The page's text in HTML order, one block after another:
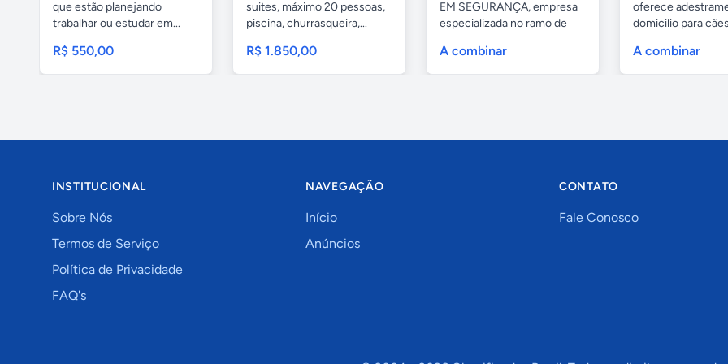
que estão planejando
trabalhar ou estudar em...
R$ 550,00
suites, máximo 20 pessoas,
piscina, churrasqueira,...
R$ 1.850,00
EM SEGURANÇA, empresa
especializada no ramo de
A combinar
oferece
domicilio para
A combinar
INSTITUCIONAL
Sobre Nós
Termos de Serviço
Política de Privacidade
FAQ's
NAVEGAÇÃO
Início
Anúncios
CONTATO
Fale Conosco